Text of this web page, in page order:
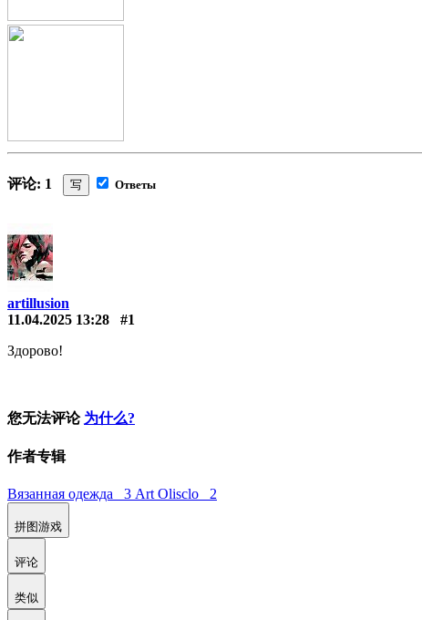
评论: 1 写 Ответы
artillusion
11.04.2025 13:28
#1
Здорово!
您无法评论 为什么?
作者专辑
Вязанная одежда 3 Art Olisclo 2
拼图游戏
评论
类似